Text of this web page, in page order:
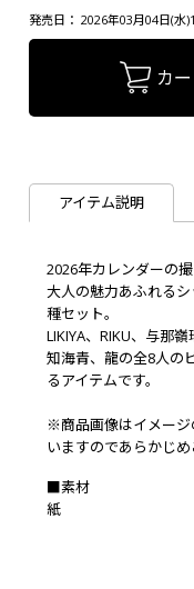
発売日： 2026年03月04日(水
カ
アイテム説明
2026年カレンダーの
大人の魅力あふれる
種セット。
LIKIYA、RIKU、与那
知海青、龍の全8人の
るアイテムです。
※商品画像はイメー
いますのであらかじめ
■素材
紙